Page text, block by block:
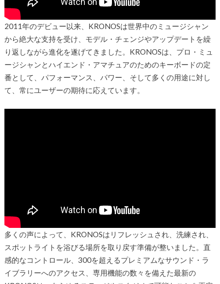
2011年のデビュー以来、KRONOSは世界中のミュージシャン
から絶大な支持を受け、モデル・チェンジやアップデートを繰
り返しながら進化を遂げてきました。KRONOSは、プロ・ミュ
ージシャンとハイエンド・アマチュアのためのキーボードの定
番として、パフォーマンス、パワー、そして多くの用途に対し
て、常にユーザーの期待に応えています。
多くの声によって、KRONOSはリフレッシュされ、洗練され、
スポットライトを浴びる場所を取り戻す準備が整いました。直
感的なコントロール、300を超えるプレミアムなサウンド・ラ
イブラリーへのアクセス、専用機能の数々を備えた最新の